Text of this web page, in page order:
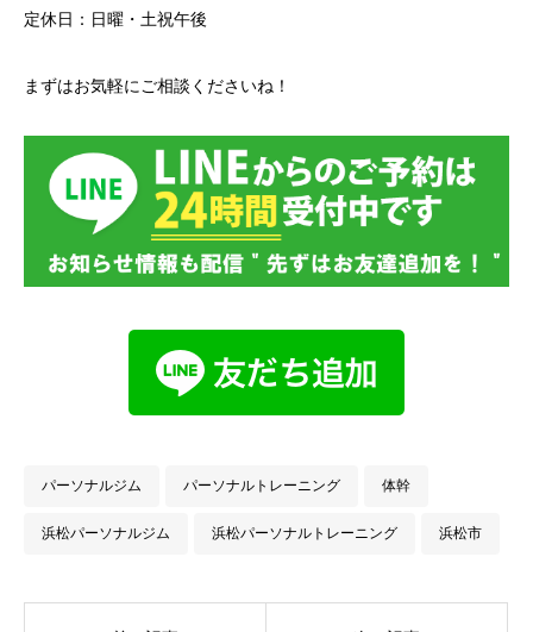
定休日：日曜・土祝午後
まずはお気軽にご相談くださいね！
パーソナルジム パーソナルトレーニング 体幹
浜松パーソナルジム 浜松パーソナルトレーニング 浜松市